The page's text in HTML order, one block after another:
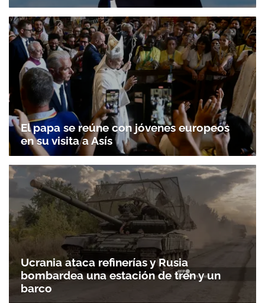
El papa se reúne con jóvenes europeos
en su visita a Asís
Ucrania ataca refinerías y Rusia
bombardea una estación de tren y un
barco